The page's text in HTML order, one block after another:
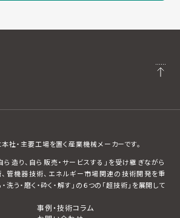
社・主要工場を置く産業機械メーカーです。
ら造り、自ら販売・サービスする」を受け継ぎながら
管機器技術、エネルギー市場関連の技術開発を重
洗う・磨く・砕く・解す」の６つの「超技術」を展開して
事例・技術コラム